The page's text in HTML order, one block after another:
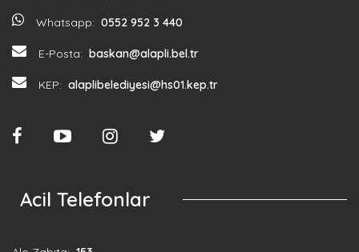
Whatsapp: 0552 952 3 440
E-Posta: baskan@alapli.bel.tr
KEP: alaplibelediyesi@hs01.kep.tr
Acil Telefonlar